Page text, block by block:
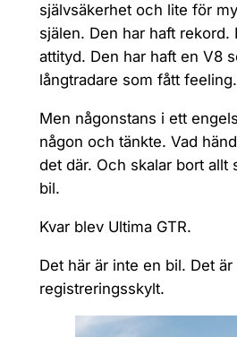
självsäkerhet och lite för
själen. Den har haft rekord.
attityd. Den har haft en V8
långtradare som fått feeling.
Men någonstans i ett
någon och tänkte. Vad
det där. Och skalar bort allt
bil.
Kvar blev Ultima GTR.
Det här är inte en bil. Det
registreringsskylt.